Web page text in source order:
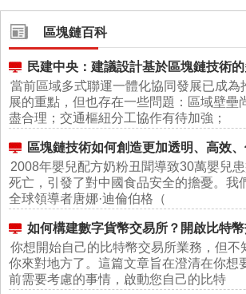
區塊鏈百科
民建中央：建議設計基於區塊鏈技術
當前區域多式聯運一體化協同發展已成為
展的重點，但也存在一些問題：區域壁壘
盡合理；交通樞紐分工協作有待加強；
區塊鏈技術如何創造更加透明、高效
2008年嬰兒配方奶粉丑聞導致30萬嬰兒
死亡，引發了對中國食品安全的擔憂。我
全球領導者唐娜·迪倫伯格（
如何構建數字貨幣交易所？開啟比特
你想開始自己的比特幣交易所業務，但不
你來對地方了。這篇文章旨在澄清在你想
前需要考慮的事情，啟動您自己的比特